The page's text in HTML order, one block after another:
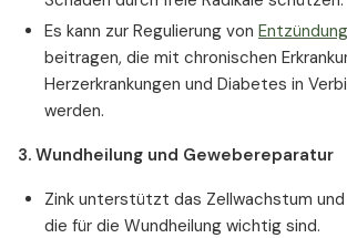
Zink für starke Knochen
Zink und Herzgesundheit
Zink und Diabetes
Zink und männliche Fruchtbarkeit
Zink und sportliche Leistung
Zink und Blutgerinnung
Zink in der Schwangerschaft
Es kann zur Regulierung von
beitragen, die mit chronischen
Herzerkrankungen und Diabetes in
werden.
3. Wundheilung und Gewebereparatur
Zink unterstützt das Zellwachstum
die für die Wundheilung wichtig sind.